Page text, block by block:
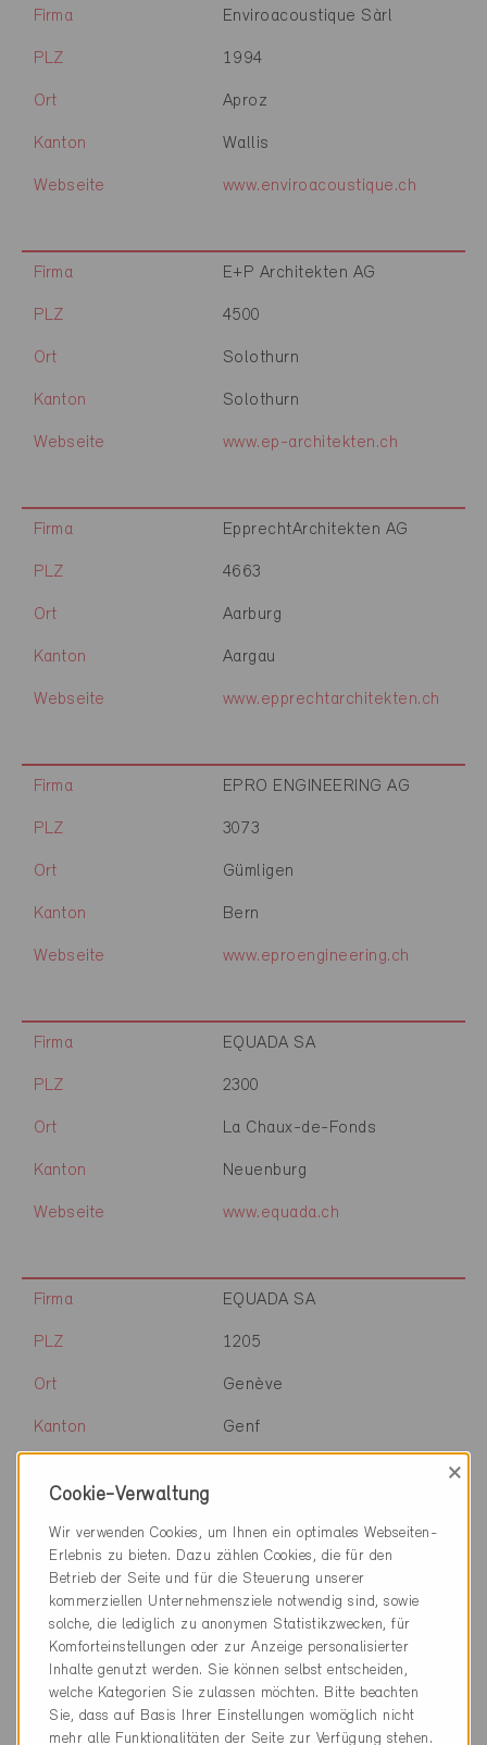
Firma Enviroacoustique Sàrl
PLZ 1994
Ort Aproz
Kanton Wallis
Webseite www.enviroacoustique.ch
Firma E+P Architekten AG
PLZ 4500
Ort Solothurn
Kanton Solothurn
Webseite www.ep-architekten.ch
Firma EpprechtArchitekten AG
PLZ 4663
Ort Aarburg
Kanton Aargau
Webseite www.epprechtarchitekten.ch
Firma EPRO ENGINEERING AG
PLZ 3073
Ort Gümligen
Kanton Bern
Webseite www.eproengineering.ch
Firma EQUADA SA
PLZ 2300
Ort La Chaux-de-Fonds
Kanton Neuenburg
Webseite www.equada.ch
Firma EQUADA SA
PLZ 1205
Ort Genève
Kanton Genf
Firma EQUANS Services AG Genf
PLZ 1215
Ort Genève 15 Aéroport
Kanton
Webseite www.equans.ch
Cookie-Verwaltung
×
Wir verwenden Cookies, um Ihnen ein optimales Webseiten-
Erlebnis zu bieten. Dazu zählen Cookies, die für den
Betrieb der Seite und für die Steuerung unserer
kommerziellen Unternehmensziele notwendig sind, sowie
solche, die lediglich zu anonymen Statistikzwecken, für
Komforteinstellungen oder zur Anzeige personalisierter
Inhalte genutzt werden. Sie können selbst entscheiden,
welche Kategorien Sie zulassen möchten. Bitte beachten
Sie, dass auf Basis Ihrer Einstellungen womöglich nicht
mehr alle Funktionalitäten der Seite zur Verfügung stehen.